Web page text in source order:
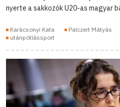
nyerte a sakkozók U20-as magyar
Karácsonyi Kata Palczert Mátyás
utánpótlássport